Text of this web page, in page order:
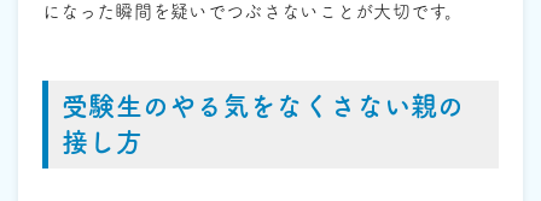
になった瞬間を疑いでつぶさないことが大切です。
受験生のやる気をなくさない親の
接し方